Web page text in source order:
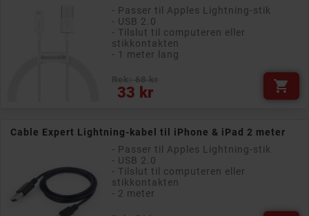
- Passer til Apples Lightning-stik
- USB 2.0
- Tilslut til computeren eller
stikkontakten
- 1 meter lang
33 kr
Pris 
Cable Expert Lightning-kabel til iPhone & iPad 2 meter
- Passer til Apples Lightning-stik
- USB 2.0
- Tilslut til computeren eller
stikkontakten
- 2 meter